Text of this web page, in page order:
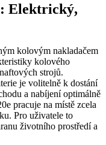
Elektrický,
kolovým nakladačem
kolového
strojů.
je volitelně k dostání
a nabíjení optimálně
pracuje na místě zcela
Pro uživatele to
životního prostředí a